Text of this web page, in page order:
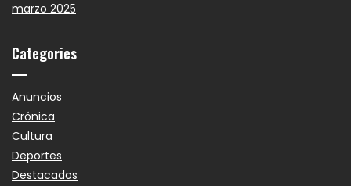
marzo 2025
Categories
Anuncios
Crónica
Cultura
Deportes
Destacados